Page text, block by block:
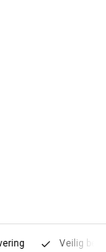
Veilig betalen